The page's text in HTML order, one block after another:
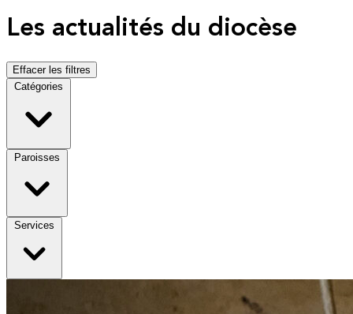
Les actualités du diocèse
Effacer les filtres
Catégories
Paroisses
Services